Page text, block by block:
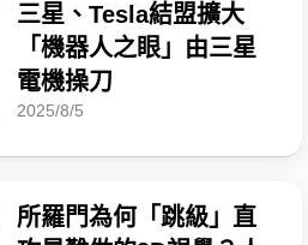
三星、Tesla結盟擴大
「機器人之眼」由三星
電機操刀
2025/8/5
所羅門為何「跳級」直